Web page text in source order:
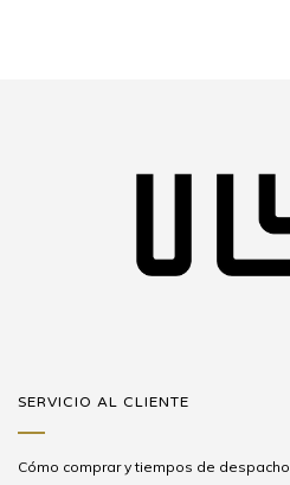
SERVICIO AL CLIENTE
Cómo comprar y tiempos de despacho